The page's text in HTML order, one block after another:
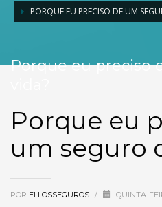
PORQUE EU PRECISO DE UM
Porque eu preciso
Porque eu
um seguro
POR ELLOSSEGUROS / QUINTA-